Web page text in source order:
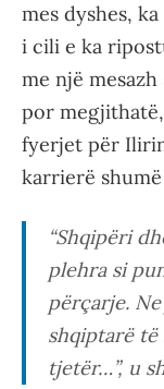
mes dyshes,
i cili e ka
me një
por
fyerjet për
karrierë
“Shqipëri
plehra si
përçarje.
shqiptarë të
tjetër…”, u